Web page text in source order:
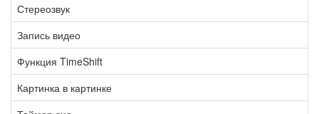
Стереозвук
Запись видео
Функция TimeShift
Картинка в картинке